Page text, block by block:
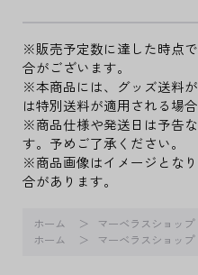
※販売予定数に達した時点
合がございます。
※本商品には、グッズ送料
は特別送料が適用される場合
※商品仕様や発送日は予告
す。予めご了承ください。
※商品画像はイメージとな
合があります。
ホーム マーベラスショップ
ホーム
マーベラスショップ